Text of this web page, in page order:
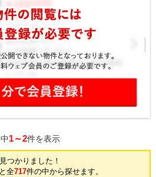
1～2件を表示
つかりました！
全717件の中から探せます。